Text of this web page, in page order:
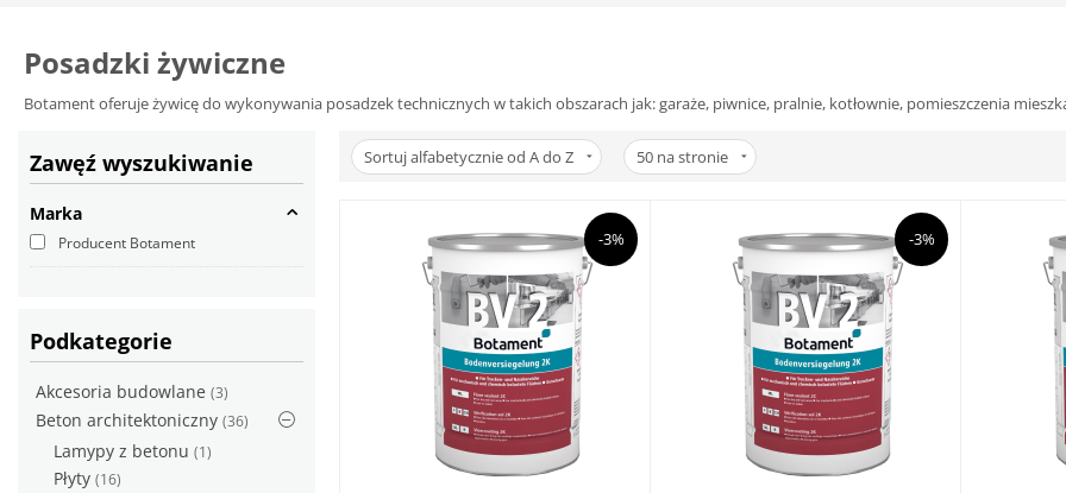
Posadzki żywiczne
Botament oferuje żywicę do wykonywania posadzek technicznych w takich obszarach jak: garaże, piwnice, pralnie, kotłownie, pomieszczenia
Zawęź wyszukiwanie
Marka
Producent Botament
Podkategorie
Akcesoria budowlane (3)
Beton architektoniczny (36)
Lamypy z betonu (1)
Płyty (16)
Sortuj alfabetycznie od A do Z 50 na stronie
-3% -3%